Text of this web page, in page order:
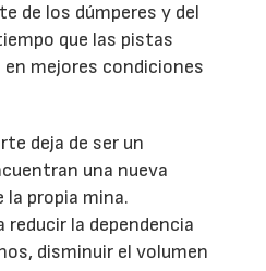
de los dúmperes y del
que las pistas
mejores condiciones
deja de ser un
una nueva
propia mina.
la dependencia
disminuir el volumen